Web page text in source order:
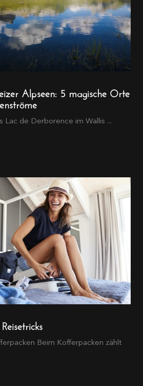
Alpseen: 5 magische Orte
Lac de Derborence im Wallis ...
Beim Kofferpacken zählt